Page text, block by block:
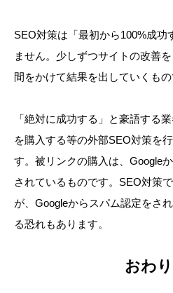
SEO対策は「最初から100%成功
ません。少しずつサイトの改善
間をかけて結果を出していくもの
「絶対に成功する」と豪語する
を購入する等の外部SEO対策を
す。被リンクの購入は、Google
されているものです。SEO対策
が、Googleからスパム認定をさ
る恐れもあります。
おわ